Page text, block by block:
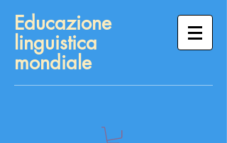
Educazione
linguistica
mondiale